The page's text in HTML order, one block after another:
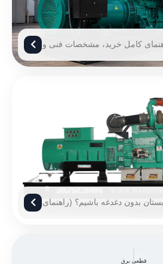
کامل خرید، مشخصات فنی و
بدون دغدغه باشیم؟ (راهنمای